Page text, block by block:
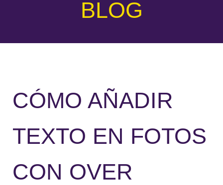
BLOG
CÓMO AÑADIR
TEXTO EN FOTOS
CON OVER